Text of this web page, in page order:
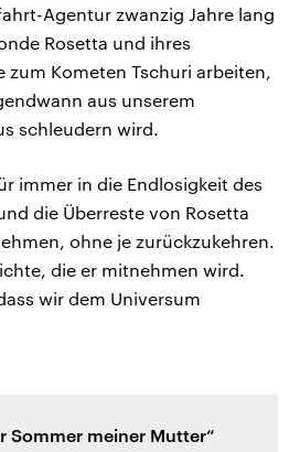
Agentur zwanzig Jahre lang
Rosetta und ihres
zum Kometen Tschuri arbeiten,
aus unserem
schleudern wird.
immer in die Endlosigkeit des
die Überreste von Rosetta
ohne je zurückzukehren.
die er mitnehmen wird.
wir dem Universum
Sommer meiner Mutter“